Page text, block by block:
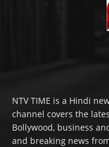
NTV TIME is a Hindi
channel covers the
Bollywood, business
and breaking news from